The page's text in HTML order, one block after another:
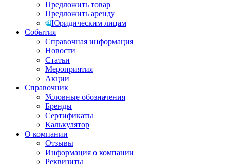
Предложить товар
Предложить аренду
Юридическим лицам
События
Справочная информация
Новости
Статьи
Мероприятия
Акции
Справочник
Условные обозначения
Бренды
Сертификаты
Калькулятор
О компании
Отзывы
Информация о компании
Реквизиты